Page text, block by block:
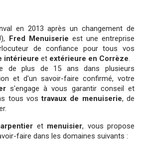
en 2013 après un changement de
Fred Menuiserie est une entreprise
de confiance pour tous vos
intérieure et extérieure en Corrèze
de plus de 15 ans dans plusieurs
et d'un savoir-faire confirmé, votre
s'engage à vous garantir conseil et
tous vostravaux de menuiserie, de
et menuisier, vous propose
faire dans les domaines suivants :